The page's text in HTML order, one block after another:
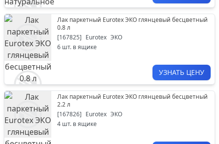
Лак паркетный Eurotex ЭКО глянцевый бесцветный
0.8 л
[167825] Eurotex ЭКО
6 шт. в ящике
УЗНАТЬ ЦЕНУ
Лак паркетный Eurotex ЭКО глянцевый бесцветный
2.2 л
[167826] Eurotex ЭКО
4 шт. в ящике